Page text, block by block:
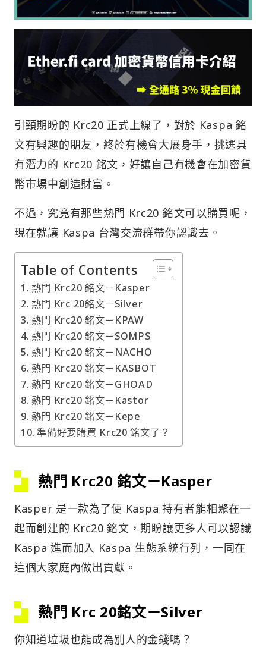
引頸期盼的 Krc20 正式上線了，對於 Kaspa 銘
文有興趣的朋友，終於有機會大展身手，挑選具
有潛力的 Krc20 銘文，好讓自己有機會在加密貨
幣市場中創造財富。
不過，究竟有那些熱門 Krc20 銘文可以購買呢，
現在就讓 Kaspa 台灣交流群帶你認識去。
Table of Contents
熱門 Krc20 銘文－Kasper
熱門 Krc 20銘文－Silver
熱門 Krc20 銘文－KPAW
熱門 Krc20 銘文－SOMPS
熱門 Krc20 銘文－NACHO
熱門 Krc20 銘文－KASBOT
熱門 Krc20 銘文－GHOAD
熱門 Krc20 銘文－Kastor
熱門 Krc20 銘文－Kepe
準備好要購買 Krc20 銘文了？
熱門 Krc20 銘文－Kasper
Kasper 是一款為了使 Kaspa 持有者能相聚在一
起而創建的 Krc20 銘文，期盼讓更多人可以認識
Kaspa 進而加入 Kaspa 生態系統行列，一同在
這個大家庭內做出貢獻。
熱門 Krc 20銘文－Silver
你知道垃圾也能成為別人的金錢嗎？